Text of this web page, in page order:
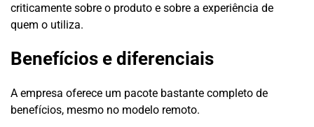
criticamente sobre o produto e sobre a experiência de
quem o utiliza.
Benefícios e diferenciais
A empresa oferece um pacote bastante completo de
benefícios, mesmo no modelo remoto.